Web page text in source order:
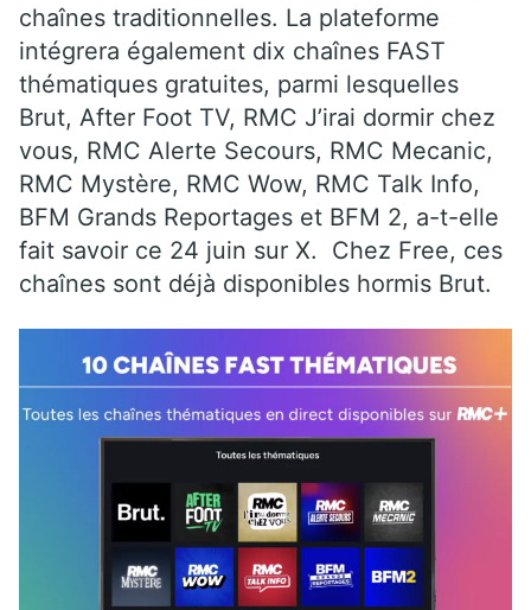
chaînes traditionnelles. La plateforme
intégrera également dix chaînes FAST
thématiques gratuites, parmi lesquelles
Brut, After Foot TV, RMC J’irai dormir chez
vous, RMC Alerte Secours, RMC Mecanic,
RMC Mystère, RMC Wow, RMC Talk Info,
BFM Grands Reportages et BFM 2, a-t-elle
fait savoir ce 24 juin sur X. Chez Free, ces
chaînes sont déjà disponibles hormis Brut.